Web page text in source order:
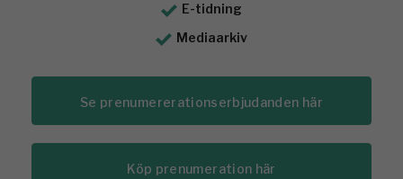
E-tidning
Mediaarkiv
Se prenumererationserbjudanden här
Köp prenumeration här